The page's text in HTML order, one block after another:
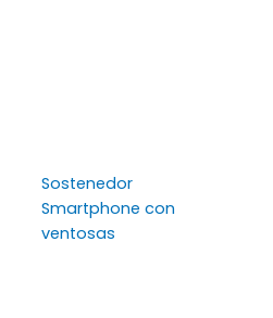
Sostenedor
Smartphone con
ventosas